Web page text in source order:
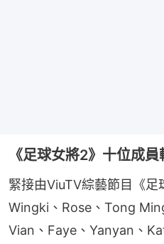
《足球女將2》十位成
緊接由ViuTV綜藝節目《足
Wingki、Rose、Tong
Vian、Faye、Yanyan、